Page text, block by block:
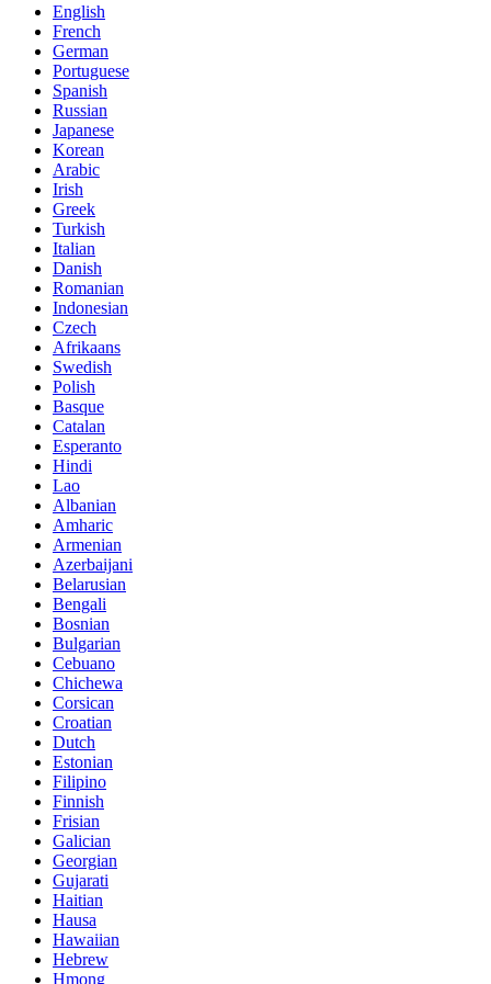
English
French
German
Portuguese
Spanish
Russian
Japanese
Korean
Arabic
Irish
Greek
Turkish
Italian
Danish
Romanian
Indonesian
Czech
Afrikaans
Swedish
Polish
Basque
Catalan
Esperanto
Hindi
Lao
Albanian
Amharic
Armenian
Azerbaijani
Belarusian
Bengali
Bosnian
Bulgarian
Cebuano
Chichewa
Corsican
Croatian
Dutch
Estonian
Filipino
Finnish
Frisian
Galician
Georgian
Gujarati
Haitian
Hausa
Hawaiian
Hebrew
Hmong